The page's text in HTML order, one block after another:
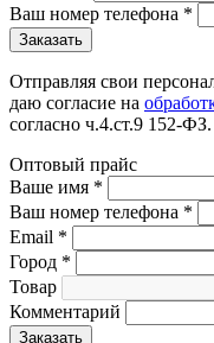
Ваш номер телефона *
Отправляя свои
даю согласие на
согласно ч.4.ст.9 152-ФЗ.
Оптовый прайс
Ваше имя *
Ваш номер телефона *
Email *
Город *
Товар
Комментарий